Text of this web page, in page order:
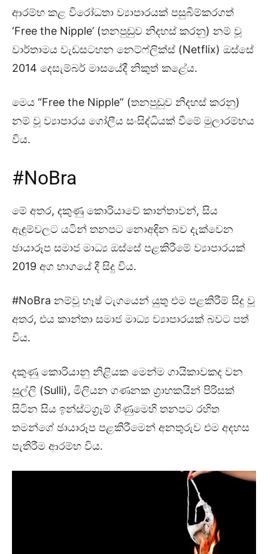
ආරම්භ කළ විරෝධතා ව්‍යාපාරයක් පසුබිම්කරගත්
‘Free the Nipple’ (තනපුඩුව නිදහස් කරනු) නම් වූ
වාර්තාමය වැඩසටහන නෙට්ෆ්ලික්ස් (Netflix) ඔස්සේ
2014 දෙසැම්බර් මාසයේදී නිකුත් කළේය.
මෙය “Free the Nipple” (තනපුඩුව නිදහස් කරනු)
නම් වූ ව්‍යාපාරය ගෝලීය සංසිද්ධියක් වීමේ මුලාරම්භය
විය.
#NoBra
මේ අතර, දකුණු කොරියාවේ කාන්තාවන්, සිය
ඇඳුම්වලට යටින් තනපට නොඅඳින බව දැක්වෙන
ඡායාරූප සමාජ මාධ්‍ය ඔස්සේ පළකිරීමේ ව්‍යාපාරයක්
2019 අග භාගයේ දී සිදු විය.
#NoBra නම්වූ හෑෂ් ටැගයෙන් යුතු එම පළකිරීම් සිදු වූ
අතර, එය කාන්තා සමාජ මාධ්‍ය ව්‍යාපාරයක් බවට පත්
විය.
දකුණු කොරියානු නිළියක මෙන්ම ගායිකාවකද වන
සුල්ලි (Sulli), මිලියන ගණනක ග්‍රාහකයින් පිරිසක්
සිටින සිය ඉන්ස්ටග්‍රෑම් ගිණුමෙහි තනපට රහිත
තමන්ගේ ඡායාරූප පළකිරීමෙන් අනතුරුව එම අදහස
පැතිරීම ආරම්භ විය.